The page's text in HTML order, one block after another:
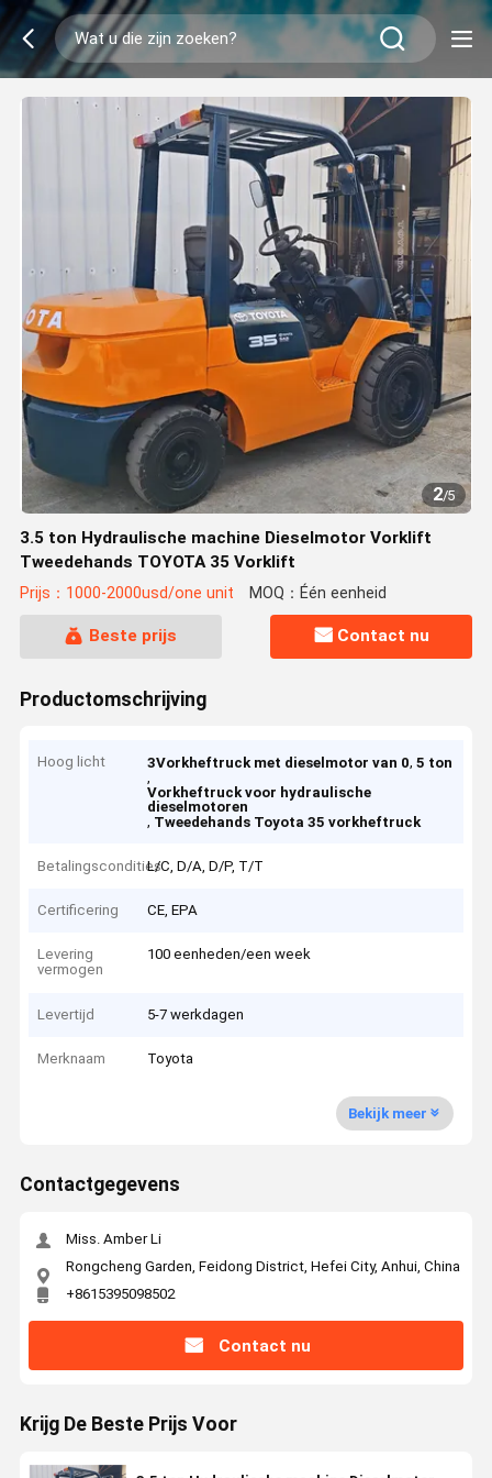
2/5
3.5 ton Hydraulische machine Dieselmotor Vorklift
Tweedehands TOYOTA 35 Vorklift
Prijs：1000-2000usd/one unit MOQ：Één eenheid
Beste prijs Contact nu
Productomschrijving
Hoog licht 3Vorkheftruck met dieselmotor van 0,5 ton
,
Vorkheftruck voor hydraulische
dieselmotoren
, Tweedehands Toyota 35 vorkheftruck
BetalingsconditiesL/C, D/A, D/P, T/T
Certificering CE, EPA
Levering
vermogen
100 eenheden/een week
Levertijd 5-7 werkdagen
Merknaam Toyota
Bekijk meer
Contactgegevens
Miss. Amber Li
Rongcheng Garden, Feidong District, Hefei City, Anhui, China
+8615395098502
Contact nu
Krijg De Beste Prijs Voor